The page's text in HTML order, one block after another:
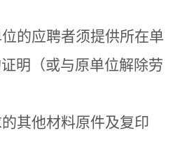
的应聘者须提供所在单
明（或与原单位解除劳
其他材料原件及复印